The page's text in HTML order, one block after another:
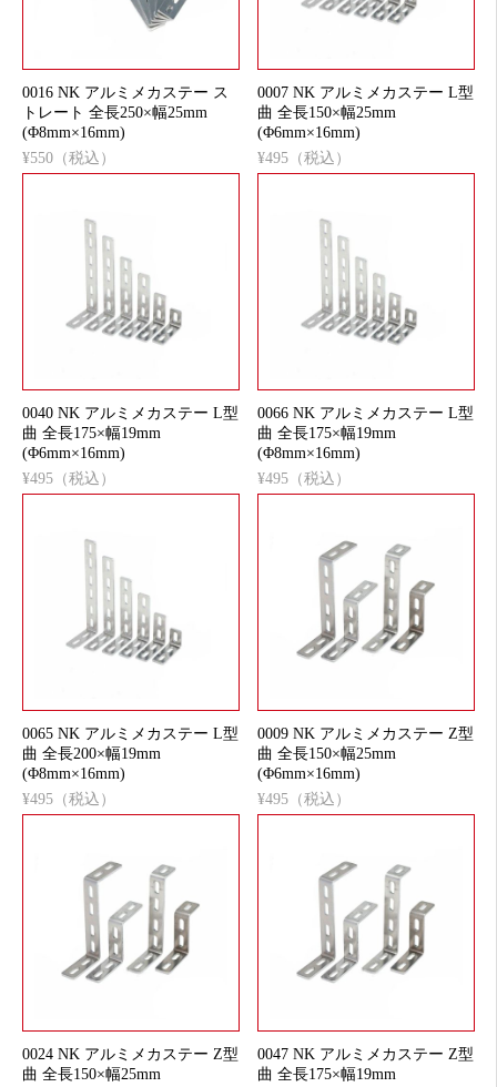
0016 NK アルミメカステー ス
トレート 全長250×幅25mm
(Φ8mm×16mm)
¥550（税込）
0007 NK アルミメカステー L型
曲 全長150×幅25mm
(Φ6mm×16mm)
¥495（税込）
0040 NK アルミメカステー L型
曲 全長175×幅19mm
(Φ6mm×16mm)
¥495（税込）
0066 NK アルミメカステー L型
曲 全長175×幅19mm
(Φ8mm×16mm)
¥495（税込）
0065 NK アルミメカステー L型
曲 全長200×幅19mm
(Φ8mm×16mm)
¥495（税込）
0009 NK アルミメカステー Z型
曲 全長150×幅25mm
(Φ6mm×16mm)
¥495（税込）
0024 NK アルミメカステー Z型
曲 全長150×幅25mm
0047 NK アルミメカステー Z型
曲 全長175×幅19mm